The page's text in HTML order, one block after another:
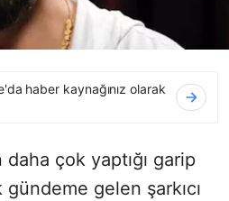
haber kaynağınız olarak
daha çok yaptığı garip
gündeme gelen şarkıcı